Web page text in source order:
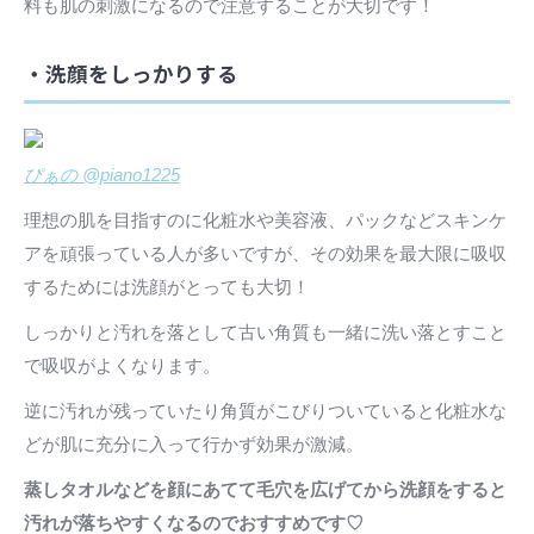
料も肌の刺激になるので注意することが大切です！
・洗顔をしっかりする
ぴぁの @piano1225
理想の肌を目指すのに化粧水や美容液、パックなどスキンケ
アを頑張っている人が多いですが、その効果を最大限に吸収
するためには洗顔がとっても大切！
しっかりと汚れを落として古い角質も一緒に洗い落とすこと
で吸収がよくなります。
逆に汚れが残っていたり角質がこびりついていると化粧水な
どが肌に充分に入って行かず効果が激減。
蒸しタオルなどを顔にあてて毛穴を広げてから洗顔をすると
汚れが落ちやすくなるのでおすすめです♡